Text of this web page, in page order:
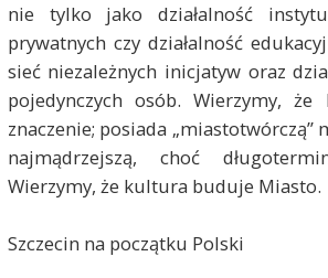
nie tylko jako działalność
prywatnych czy działalność
sieć niezależnych inicjatyw oraz
pojedynczych osób. Wierzymy,
znaczenie; posiada „miastotwórczą”
najmądrzejszą, choć
Wierzymy, że kultura buduje Miasto.
Szczecin na początku Polski